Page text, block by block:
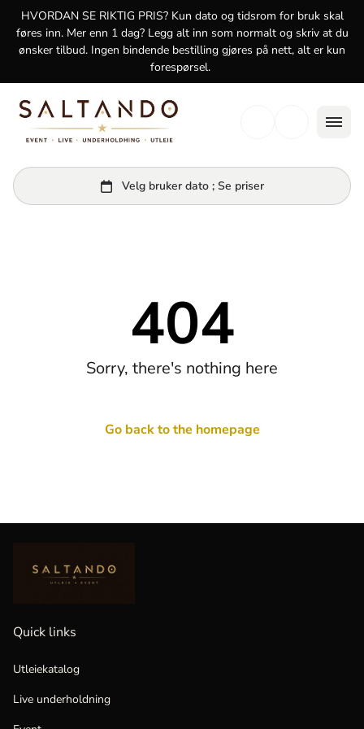
HVORDAN SE RIKTIG PRIS? Kun dato og tidsrom for bruk skal
føres inn. Mer enn 1 dag? Legg alt inn som normalt og skriv at du
ønsker tilbud. Ingen bindende bestilling gjøres på nett, alt er kun
forespørsel.
logg inn
404
Sorry, there's nothing here
Go back to the homepage
Quick links
Utleiekatalog
Live underholdning